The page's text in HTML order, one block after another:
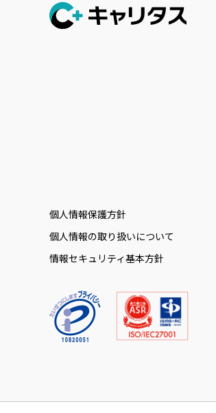
個人情報保護方針
個人情報の取り扱いについて
情報セキュリティ基本方針